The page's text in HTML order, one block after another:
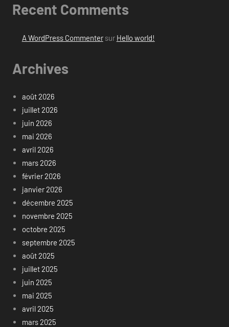
Recent Comments
A WordPress Commentersur Hello world!
Archives
août 2026
juillet 2026
juin 2026
mai 2026
avril 2026
mars 2026
février 2026
janvier 2026
décembre 2025
novembre 2025
octobre 2025
septembre 2025
août 2025
juillet 2025
juin 2025
mai 2025
avril 2025
mars 2025